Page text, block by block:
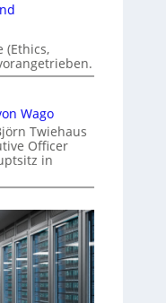
(Ethics,
Wago
Twiehaus
Officer
in